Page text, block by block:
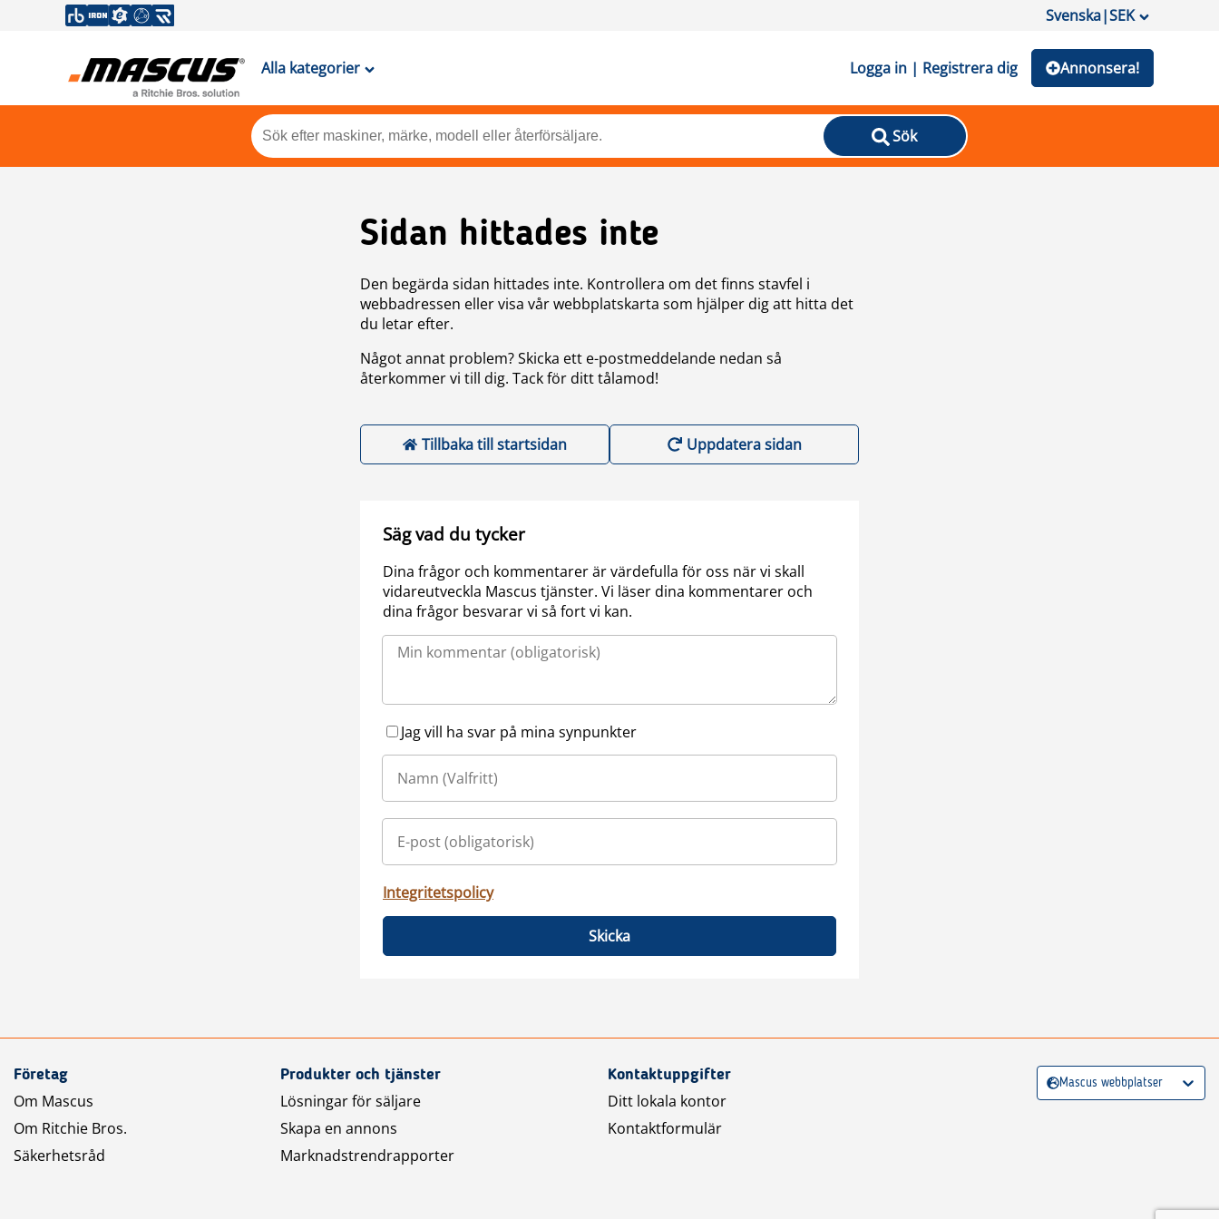
Svenska|SEK
Alla kategorier Logga in | Registrera dig Annonsera!
Sök
Sidan hittades inte
Den begärda sidan hittades inte. Kontrollera om det finns stavfel i
webbadressen eller visa vår webbplatskarta som hjälper dig att hitta det
du letar efter.
Något annat problem? Skicka ett e-postmeddelande nedan så
återkommer vi till dig. Tack för ditt tålamod!
Tillbaka till startsidan Uppdatera sidan
Säg vad du tycker
Dina frågor och kommentarer är värdefulla för oss när vi skall
vidareutveckla Mascus tjänster. Vi läser dina kommentarer och
dina frågor besvarar vi så fort vi kan.
Jag vill ha svar på mina synpunkter
Integritetspolicy
Skicka
Företag
Om Mascus
Om Ritchie Bros.
Säkerhetsråd
Produkter och tjänster
Lösningar för säljare
Skapa en annons
Marknadstrendrapporter
Kontaktuppgifter
Ditt lokala kontor
Kontaktformulär
Mascus webbplatser